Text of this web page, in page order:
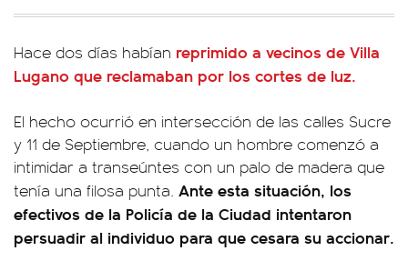
Hace dos días habían reprimido a vecinos de Villa
Lugano que reclamaban por los cortes de luz.
El hecho ocurrió en intersección de las calles Sucre
y 11 de Septiembre, cuando un hombre comenzó a
intimidar a transeúntes con un palo de madera que
tenía una filosa punta. Ante esta situación, los
efectivos de la Policía de la Ciudad intentaron
persuadir al individuo para que cesara su accionar.